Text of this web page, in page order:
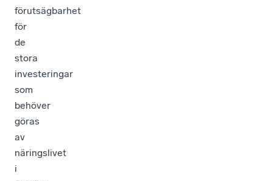
förutsägbarhet
för
de
stora
investeringar
som
behöver
göras
av
näringslivet
i